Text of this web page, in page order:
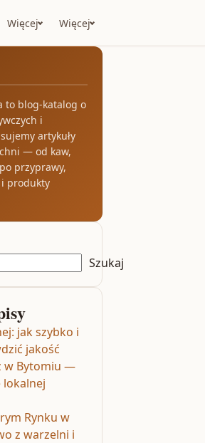
Więcej Więcej
to blog-katalog o
i
artykuły
— od kaw,
przyprawy,
i produkty
Szukaj
jak szybko i
jakość
w Bytomiu —
Rynku w
z warzelni i